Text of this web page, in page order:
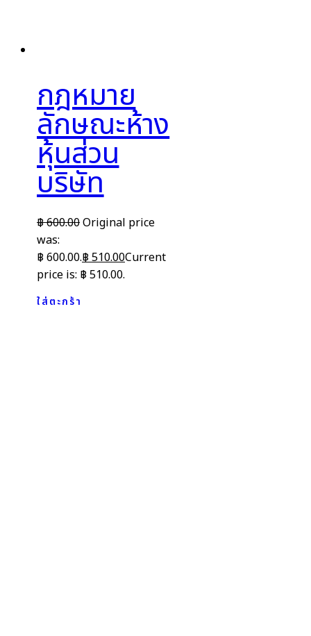
กฎหมาย
ลักษณะห้าง
หุ้นส่วน
บริษัท
฿600.00Original price
was:
฿ 600.00.฿510.00Current
price is: ฿ 510.00.
ใส่ตะกร้า